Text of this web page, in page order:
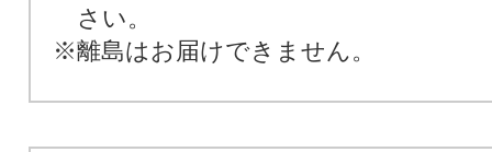
さい。
※離島はお届けできません。